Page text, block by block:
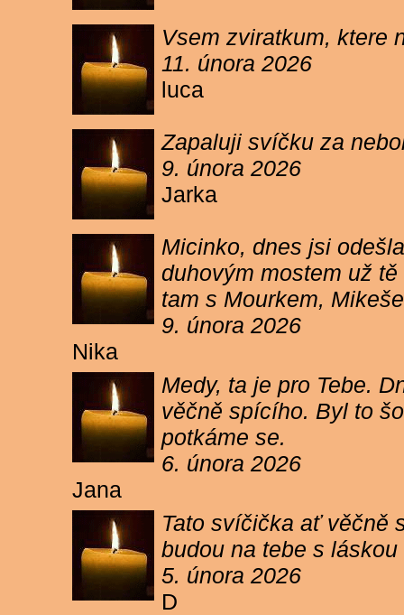
Vsem zviratkum, ktere
11. února 2026
luca
Zapaluji svíčku za
9. února 2026
Jarka
Micinko, dnes jsi
duhovým mostem už
tam s Mourkem,
9. února 2026
Nika
Medy, ta je pro Tebe.
věčně spícího. Byl to
potkáme se.
6. února 2026
Jana
Tato svíčička ať věčně
budou na tebe s
5. února 2026
D